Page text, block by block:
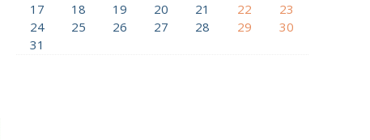
17
18 19 20 21 22
23
24
25 26 27 28 29
30
31